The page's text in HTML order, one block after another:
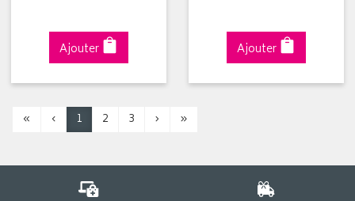
Ajouter Ajouter
« ‹ 1 2 3 › »